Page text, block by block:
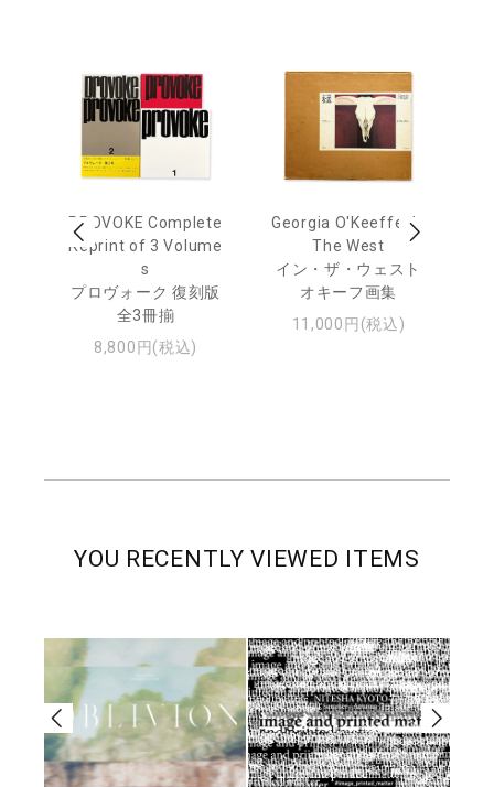
PROVOKE Complete
Reprint of 3 Volume
s
プロヴォーク 復刻版
全3冊揃
8,800円(税込)
Georgia O'Keeffe: In
The West
イン・ザ・ウェスト
オキーフ画集
11,000円(税込)
YOU RECENTLY VIEWED ITEMS